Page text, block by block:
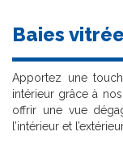
Baies
Apportez une
intérieur grâce à
offrir une vue
l’intérieur et